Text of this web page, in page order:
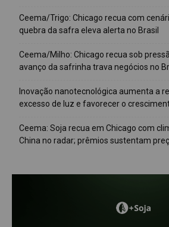
Ceema/Trigo: Chicago recua com
quebra da safra eleva alerta no Brasil
Ceema/Milho: Chicago recua sob
avanço da safrinha trava negócios no
Inovação nanotecnológica aumenta a
excesso de luz e favorecer o
Ceema: Soja recua em Chicago com
China no radar; prêmios sustentam